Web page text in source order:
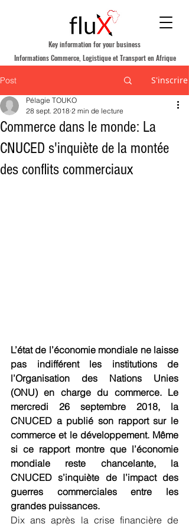
Informations Commerce, Logistique et Transport en Afrique
Key information for your business
Post S'inscrire
Commerce dans le monde: La
CNUCED s'inquiète de la montée
des conflits commerciaux
Pélagie TOUKO
28 sept. 2018 2 min de lecture
L’état de l’économie mondiale ne laisse
pas indifférent les institutions de
l’Organisation des Nations Unies
(ONU) en charge du commerce. Le
mercredi 26 septembre 2018, la
CNUCED a publié son rapport sur le
commerce et le développement. Même
si ce rapport montre que l’économie
mondiale reste chancelante, la
CNUCED s’inquiète de l’impact des
guerres commerciales entre les
grandes puissances.
Dix ans après la crise financière de